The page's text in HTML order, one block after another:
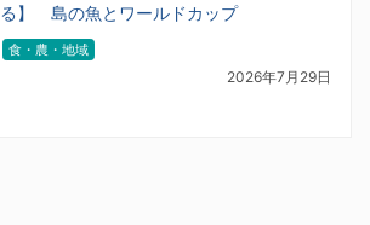
る】 島の魚とワールドカップ
食・農・地域
2026年7月29日